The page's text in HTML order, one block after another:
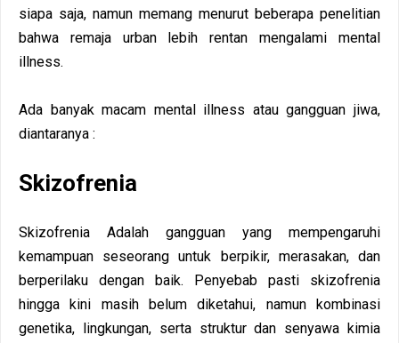
siapa saja, namun memang menurut beberapa penelitian
bahwa remaja urban lebih rentan mengalami mental
illness.
Ada banyak macam mental illness atau gangguan jiwa,
diantaranya :
Skizofrenia
Skizofrenia Adalah gangguan yang mempengaruhi
kemampuan seseorang untuk berpikir, merasakan, dan
berperilaku dengan baik. Penyebab pasti skizofrenia
hingga kini masih belum diketahui, namun kombinasi
genetika, lingkungan, serta struktur dan senyawa kimia